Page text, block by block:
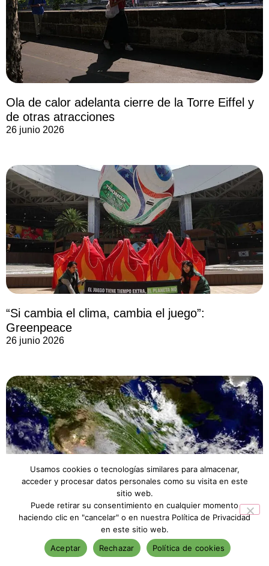
Ola de calor adelanta cierre de la Torre Eiffel y
de otras atracciones
26 junio 2026
“Si cambia el clima, cambia el juego”:
Greenpeace
26 junio 2026
Alta intensidad de El Niño, posible a fin de año
25 junio 2026
Usamos cookies o tecnologías similares para almacenar,
acceder y procesar datos personales como su visita en este
sitio web.
Puede retirar su consentimiento en cualquier momento
haciendo clic en "cancelar" o en nuestra Política de Privacidad
en este sitio web.
Aceptar
Rechazar Política de cookies